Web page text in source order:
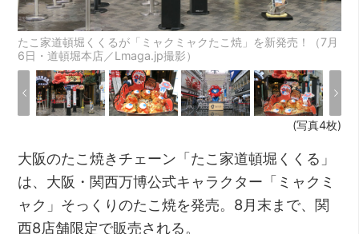
たこ家道頓堀くくるが「ミャクミャクたこ焼」を新発売！（7月
6日・道頓堀本店／Lmaga.jp撮影）
(写真4枚)
大阪のたこ焼きチェーン「たこ家道頓堀くくる」
は、大阪・関西万博公式キャラクター「ミャクミ
ャク」そっくりのたこ焼を発売。8月末まで、関
西8店舗限定で販売される。